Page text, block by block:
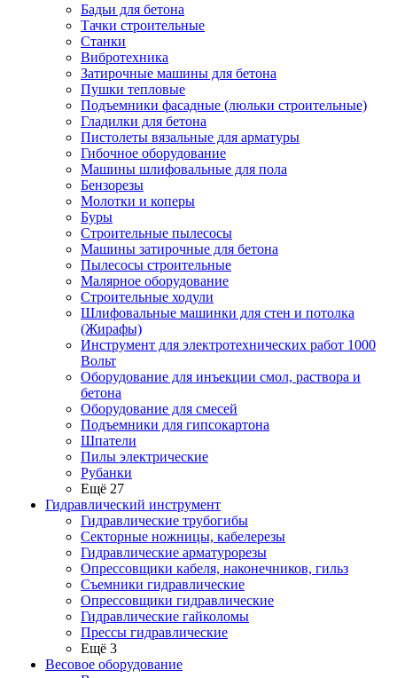
Бадьи для бетона
Тачки строительные
Станки
Вибротехника
Затирочные машины для бетона
Пушки тепловые
Подъемники фасадные (люльки строительные)
Гладилки для бетона
Пистолеты вязальные для арматуры
Гибочное оборудование
Машины шлифовальные для пола
Бензорезы
Молотки и коперы
Буры
Строительные пылесосы
Машины затирочные для бетона
Пылесосы строительные
Малярное оборудование
Строительные ходули
Шлифовальные машинки для стен и потолка
(Жирафы)
Инструмент для электротехнических работ 1000
Вольт
Оборудование для инъекции смол, раствора и
бетона
Оборудование для смесей
Подъемники для гипсокартона
Шпатели
Пилы электрические
Рубанки
Ещё 27
Гидравлический инструмент
Гидравлические трубогибы
Секторные ножницы, кабелерезы
Гидравлические арматурорезы
Опрессовщики кабеля, наконечников, гильз
Съемники гидравлические
Опрессовщики гидравлические
Гидравлические гайколомы
Прессы гидравлические
Ещё 3
Весовое оборудование